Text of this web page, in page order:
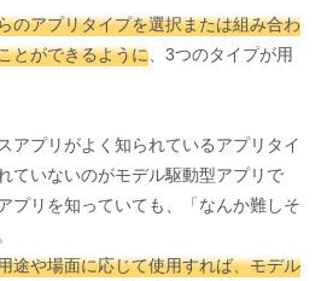
のアプリタイプを選択または組み合わ
とができるように 、3つのタイプが用
アプリがよく知られているアプリタイ
ていないのがモデル駆動型アプリで
プリを知っていても、「なんか難しそ
途や場面に応じて使用すれば、モデル